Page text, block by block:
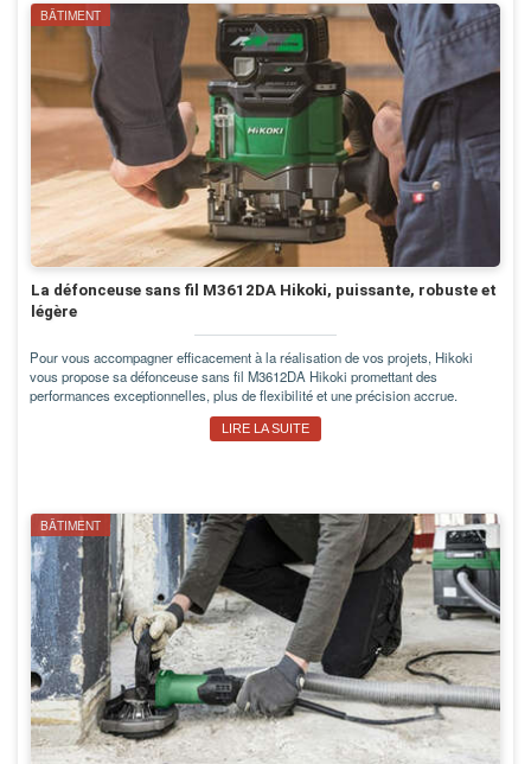
BÂTIMENT
La défonceuse sans fil M3612DA Hikoki, puissante, robuste et
légère
Pour vous accompagner efficacement à la réalisation de vos projets, Hikoki
vous propose sa défonceuse sans fil M3612DA Hikoki promettant des
performances exceptionnelles, plus de flexibilité et une précision accrue.
LIRE LA SUITE
BÂTIMENT